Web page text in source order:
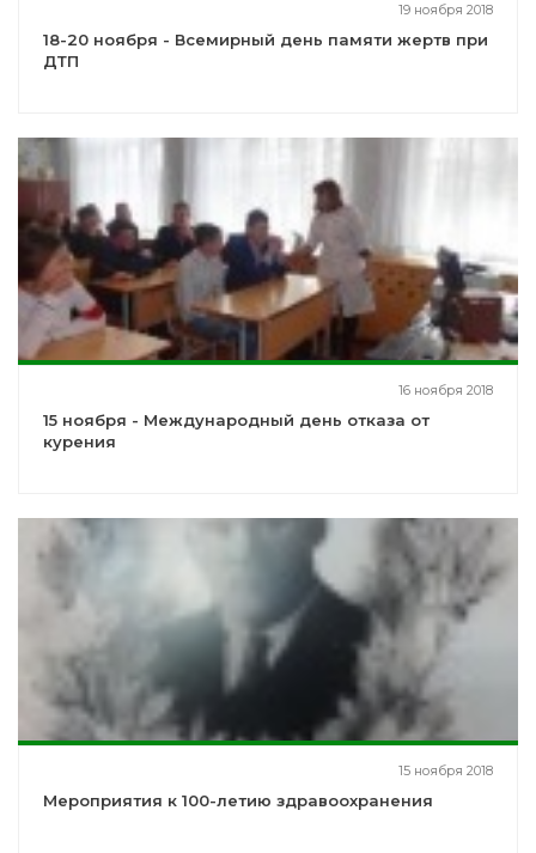
19 ноября 2018
18-20 ноября - Всемирный день памяти жертв при
ДТП
16 ноября 2018
15 ноября - Международный день отказа от
курения
15 ноября 2018
Мероприятия к 100-летию здравоохранения